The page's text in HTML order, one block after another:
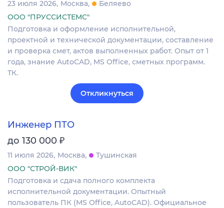
23 июля 2026 Москва
Беляево
ООО "ПРУССИСТЕМС"
Подготовка и оформление исполнительной,
проектной и технической документации, составление
и проверка смет, актов выполненных работ. Опыт от 1
года, знание AutoCAD, MS Office, сметных программ.
ТК.
Откликнуться
Инженер ПТО
до 130 000 ₽
11 июля 2026 Москва
Тушинская
ООО "СТРОЙ-ВИК"
Подготовка и сдача полного комплекта
исполнительной документации. Опытный
пользователь ПК (MS Office, AutoCAD). Официальное